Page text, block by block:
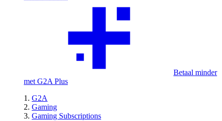
Betaal minder
met G2A Plus
G2A
Gaming
Gaming Subscriptions